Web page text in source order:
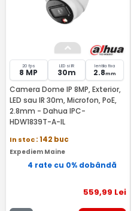
20 fps
8 MP
LED si IR
30m
lentila fixa
2.8mm
Camera Dome IP 8MP, Exterior,
LED sau IR 30m, Microfon, PoE,
2.8mm - Dahua IPC-
HDW1839T-A-IL
In stoc: 142 buc
Expediem Maine
4 rate cu 0% dobândă
559,99 Lei